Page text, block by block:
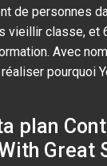
de personnes
vieillir classe, et
Avec
pourquoi
plan
Great